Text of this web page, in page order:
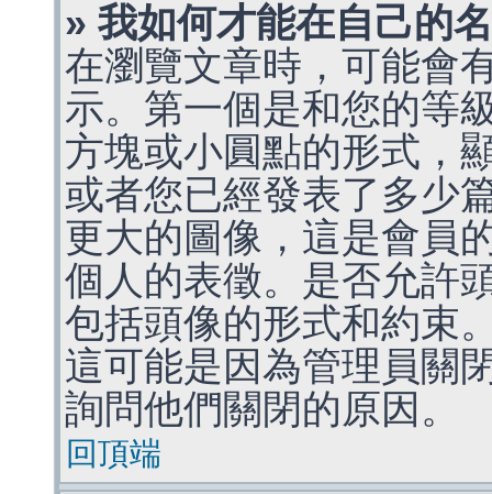
» 我如何才能在自己的
在瀏覽文章時，可能會
示。第一個是和您的等
方塊或小圓點的形式，
或者您已經發表了多少
更大的圖像，這是會員
個人的表徵。是否允許
包括頭像的形式和約束
這可能是因為管理員關
詢問他們關閉的原因。
回頂端